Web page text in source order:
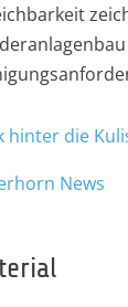
hinter die
News